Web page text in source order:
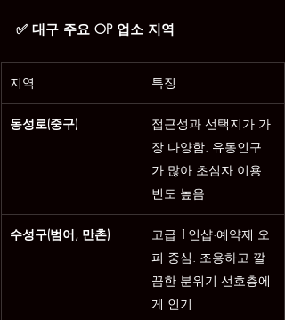
✅ 대구 주요 OP 업소 지역
지역 특징
동성로(중구)
접근성과 선택지가 가
장 다양함. 유동인구
가 많아 초심자 이용
빈도 높음
수성구(범어, 만촌)
고급 1인샵·예약제 오
피 중심. 조용하고 깔
끔한 분위기 선호층에
게 인기